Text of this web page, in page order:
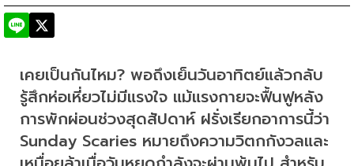
เคยเป็นกันไหม? พอถึงเย็นวันอาทิตย์แล้วกลับ
รู้สึกห่อเหี่ยวไม่มีแรงใจ แม้แรงกายจะฟื้นฟูหลัง
การพักผ่อนช่วงสุดสัปดาห์ ฝรั่งเรียกอาการนี้ว่า
Sunday Scaries หมายถึงความวิตกกังวลและ